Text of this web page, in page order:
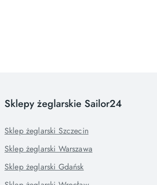
Sklepy żeglarskie Sailor24
Sklep żeglarski Szczecin
Sklep żeglarski Warszawa
Sklep żeglarski Gdańsk